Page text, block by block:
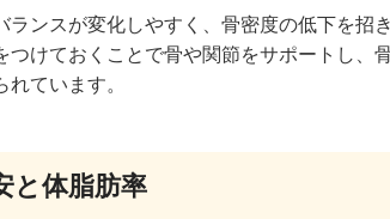
ンスが変化しやすく、骨密度の低下を招
けておくことで骨や関節をサポートし、
ています。
と体脂肪率